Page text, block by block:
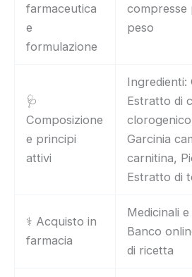
farmaceutica
e
formulazione
compresse
peso
🩺
Composizione
e principi
attivi
Ingredienti:
Estratto di
Garcinia
carnitina,
Estratto di
⚕️ Acquisto in
farmacia
Medicinali
Banco
di ricetta